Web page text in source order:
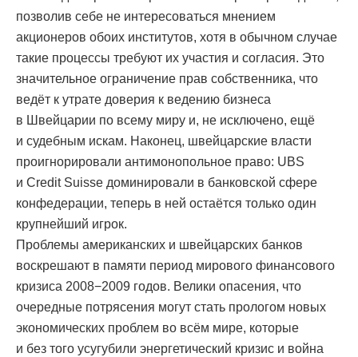
позволив себе не интересоваться мнением
акционеров обоих институтов, хотя в обычном случае
такие процессы требуют их участия и согласия. Это
значительное ограничение прав собственника, что
ведёт к утрате доверия к ведению бизнеса
в Швейцарии по всему миру и, не исключено, ещё
и судебным искам. Наконец, швейцарские власти
проигнорировали антимонопольное право: UBS
и Credit Suisse доминировали в банковской сфере
конфедерации, теперь в ней остаётся только один
крупнейший игрок.
Проблемы американских и швейцарских банков
воскрешают в памяти период мирового финансового
кризиса 2008−2009 годов. Велики опасения, что
очередные потрясения могут стать прологом новых
экономических проблем во всём мире, которые
и без того усугубили энергетический кризис и война